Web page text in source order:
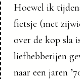
Hoewel ik
fietsje (met
over de kop sla
liefhebberijen
naar een jaren